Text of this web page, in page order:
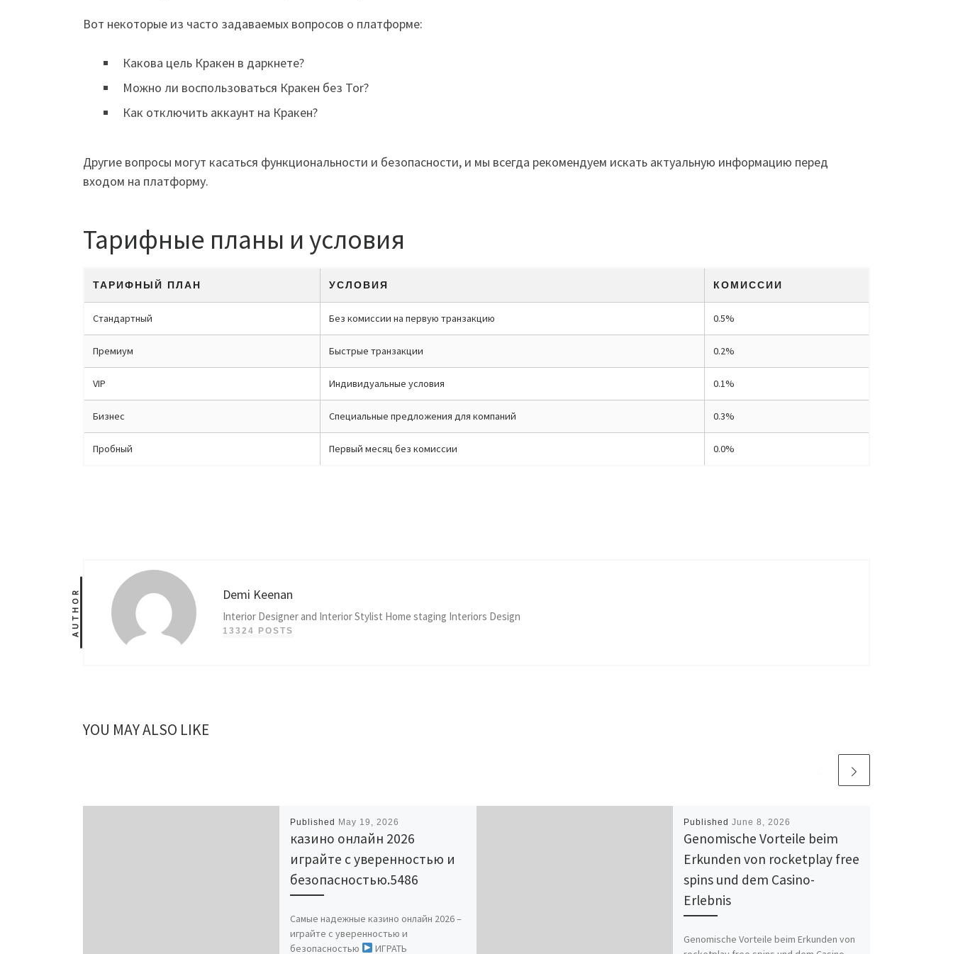
Вот некоторые из часто задаваемых вопросов о платформе:
Какова цель Кракен в даркнете?
Можно ли воспользоваться Кракен без Tor?
Как отключить аккаунт на Кракен?
Другие вопросы могут касаться функциональности и безопасности, и мы всегда рекомендуем искать актуальную информацию перед
входом на платформу.
Тарифные планы и условия
ТАРИФНЫЙ ПЛАН УСЛОВИЯ КОМИССИИ
Стандартный Без комиссии на первую транзакцию 0.5%
Премиум Быстрые транзакции 0.2%
VIP Индивидуальные условия 0.1%
Бизнес Специальные предложения для компаний 0.3%
Пробный Первый месяц без комиссии 0.0%
AUTHOR Demi Keenan
Interior Designer and Interior Stylist Home staging Interiors Design
13324 POSTS
YOU MAY ALSO LIKE
Published May 19, 2026
казино онлайн 2026
играйте с уверенностью и
безопасностью.5486
Самые надежные казино онлайн 2026 –
играйте с уверенностью и
безопасностью
ИГРАТЬ
Published June 8, 2026
Genomische Vorteile beim
Erkunden von rocketplay free
spins und dem Casino-
Erlebnis
Genomische Vorteile beim Erkunden von